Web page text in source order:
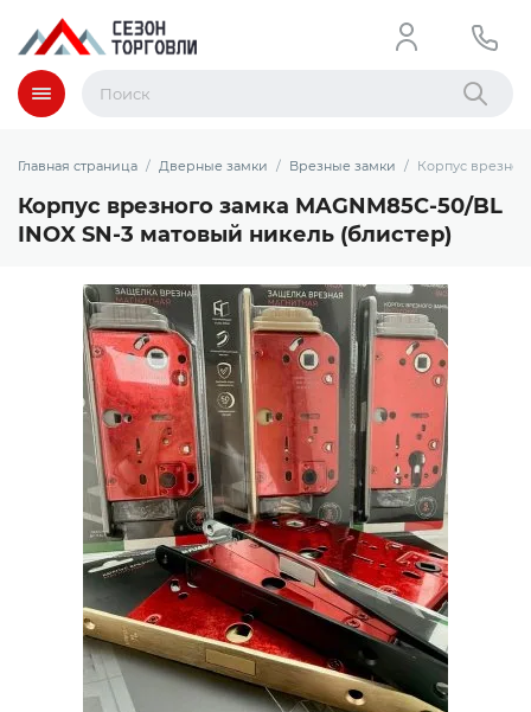
Меню Найти
Главная страница Дверные замки Врезные замки Корпус
Корпус врезного замка MAGNM85C-50/BL
INOX SN-3 матовый никель (блистер)